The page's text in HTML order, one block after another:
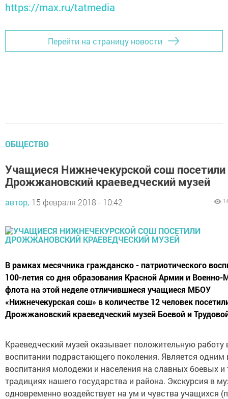
https://max.ru/tatmedia
Перейти на страницу новости
ОБЩЕСТВО
Учащиеся Нижнечекурской сош посетили
Дрожжановский краеведческий музей
автор, 15 февраля 2018 - 10:42
В рамках месячника гражданско - патриотического
100-летия со дня образования Красной Армии и Военно-
флота на этой неделе отличившиеся учащиеся МБОУ
«Нижнечекурская сош» в количестве 12 человек
Дрожжановский краеведческий музей Боевой и
Краеведческий музей оказывает положительную работу
воспитании подрастающего поколения. Является одним
воспитания молодежи и населения на славных боевых и
традициях нашего государства и района. Экскурсия в
одновременно воздействует на ум и чувства учащихся